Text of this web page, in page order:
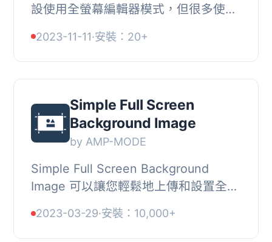
設使用全螢幕編輯器模式，但很多使用
後，預設的全螢幕編輯器行為將不再存
在，您可以像...
2023-11-11·安裝：20+
Simple Full Screen
Background Image
by AMP-MODE
Simple Full Screen Background
Image 可以讓您輕鬆地上傳和設置全螢
瀏覽器自動縮放，因此無論瀏覽器大小
如何，圖像都會...
2023-03-29·安裝：10,000+